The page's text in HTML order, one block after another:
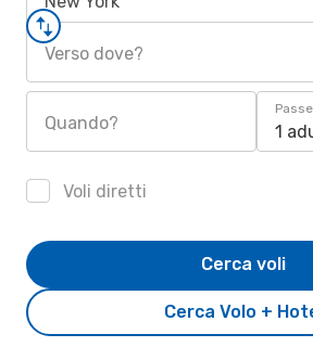
Verso dove?
Quando? 1
Voli diretti
Cerca Volo +
Cerca voli